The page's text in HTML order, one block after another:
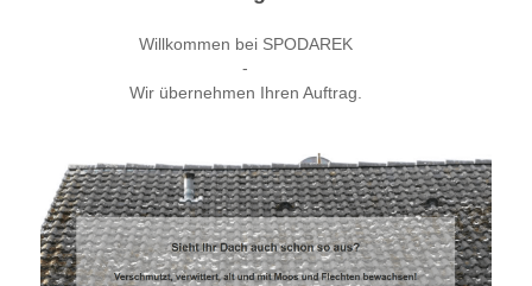
Willkommen bei SPODAREK
-
Wir übernehmen Ihren Auftrag.